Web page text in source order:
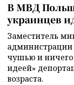
В МВД
украинцев
Заместитель
чушью и
идеей»
возраста.